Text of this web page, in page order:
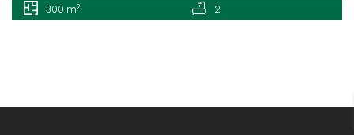
300 m2 2